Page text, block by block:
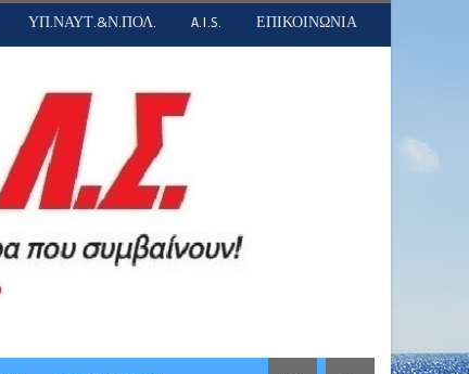
ΥΠ.ΝΑΥΤ.&Ν.ΠΟΛ. A.I.S. ΕΠΙΚΟΙΝΩΝΙΑ